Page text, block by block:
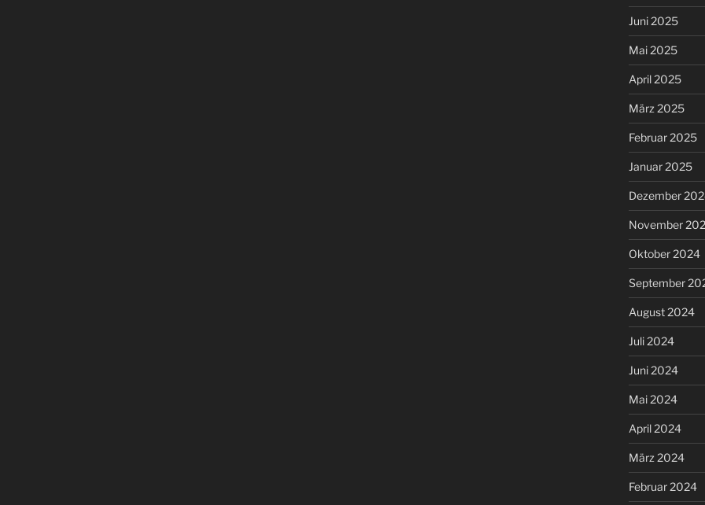
Juni 2025
Mai 2025
April 2025
März 2025
Februar 2025
Januar 2025
Dezember
November
Oktober 2024
September
August 2024
Juli 2024
Juni 2024
Mai 2024
April 2024
März 2024
Februar 2024